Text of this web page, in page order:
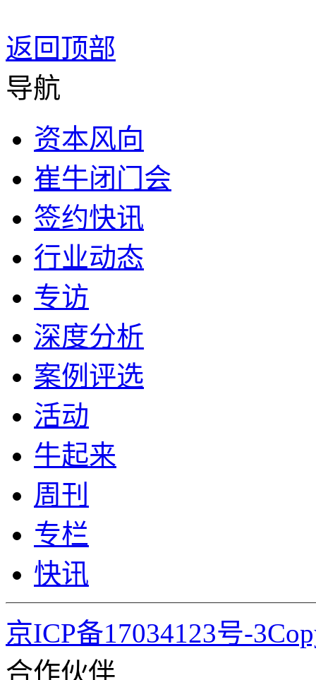
返回顶部
导航
资本风向
崔牛闭门会
签约快讯
行业动态
专访
深度分析
案例评选
活动
牛起来
周刊
专栏
快讯
京ICP备17034123号-
合作伙伴